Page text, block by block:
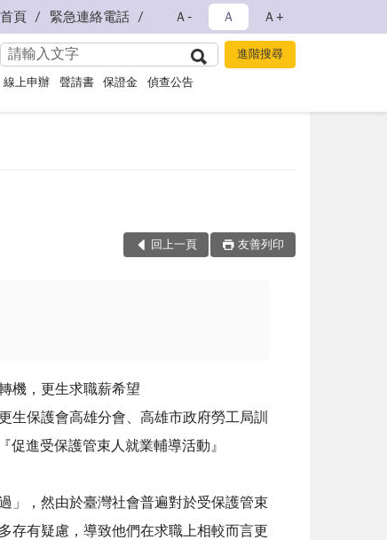
頁 緊急連絡電話 Ａ- Ａ Ａ+
線上申辦 聲請書 保證金 偵查公告
回上一頁 友善列印
機，更生求職薪希望
生保護會高雄分會、高雄市政府勞工局訓
促進受保護管束人就業輔導活動』
，然由於臺灣社會普遍對於受保護管束
存有疑慮，導致他們在求職上相較而言更